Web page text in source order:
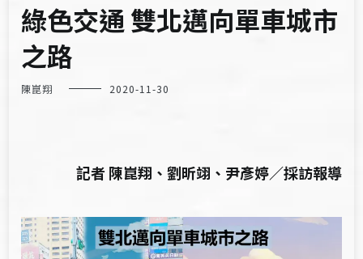
綠色交通 雙北邁向單車城市
之路
陳崑翔 2020-11-30
記者 陳崑翔、劉昕翊、尹彥婷／採訪報導